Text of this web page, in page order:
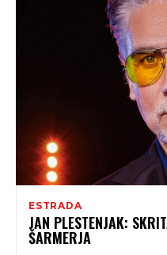
ESTRADA
JAN PLESTENJAK:
ŠARMERJA